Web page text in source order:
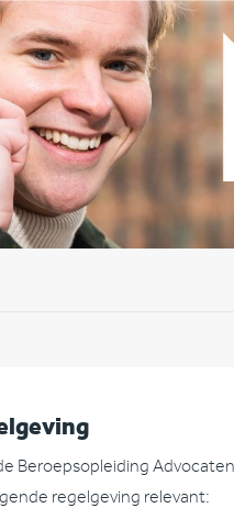
Beroepsopleiding
regelgeving relevant: